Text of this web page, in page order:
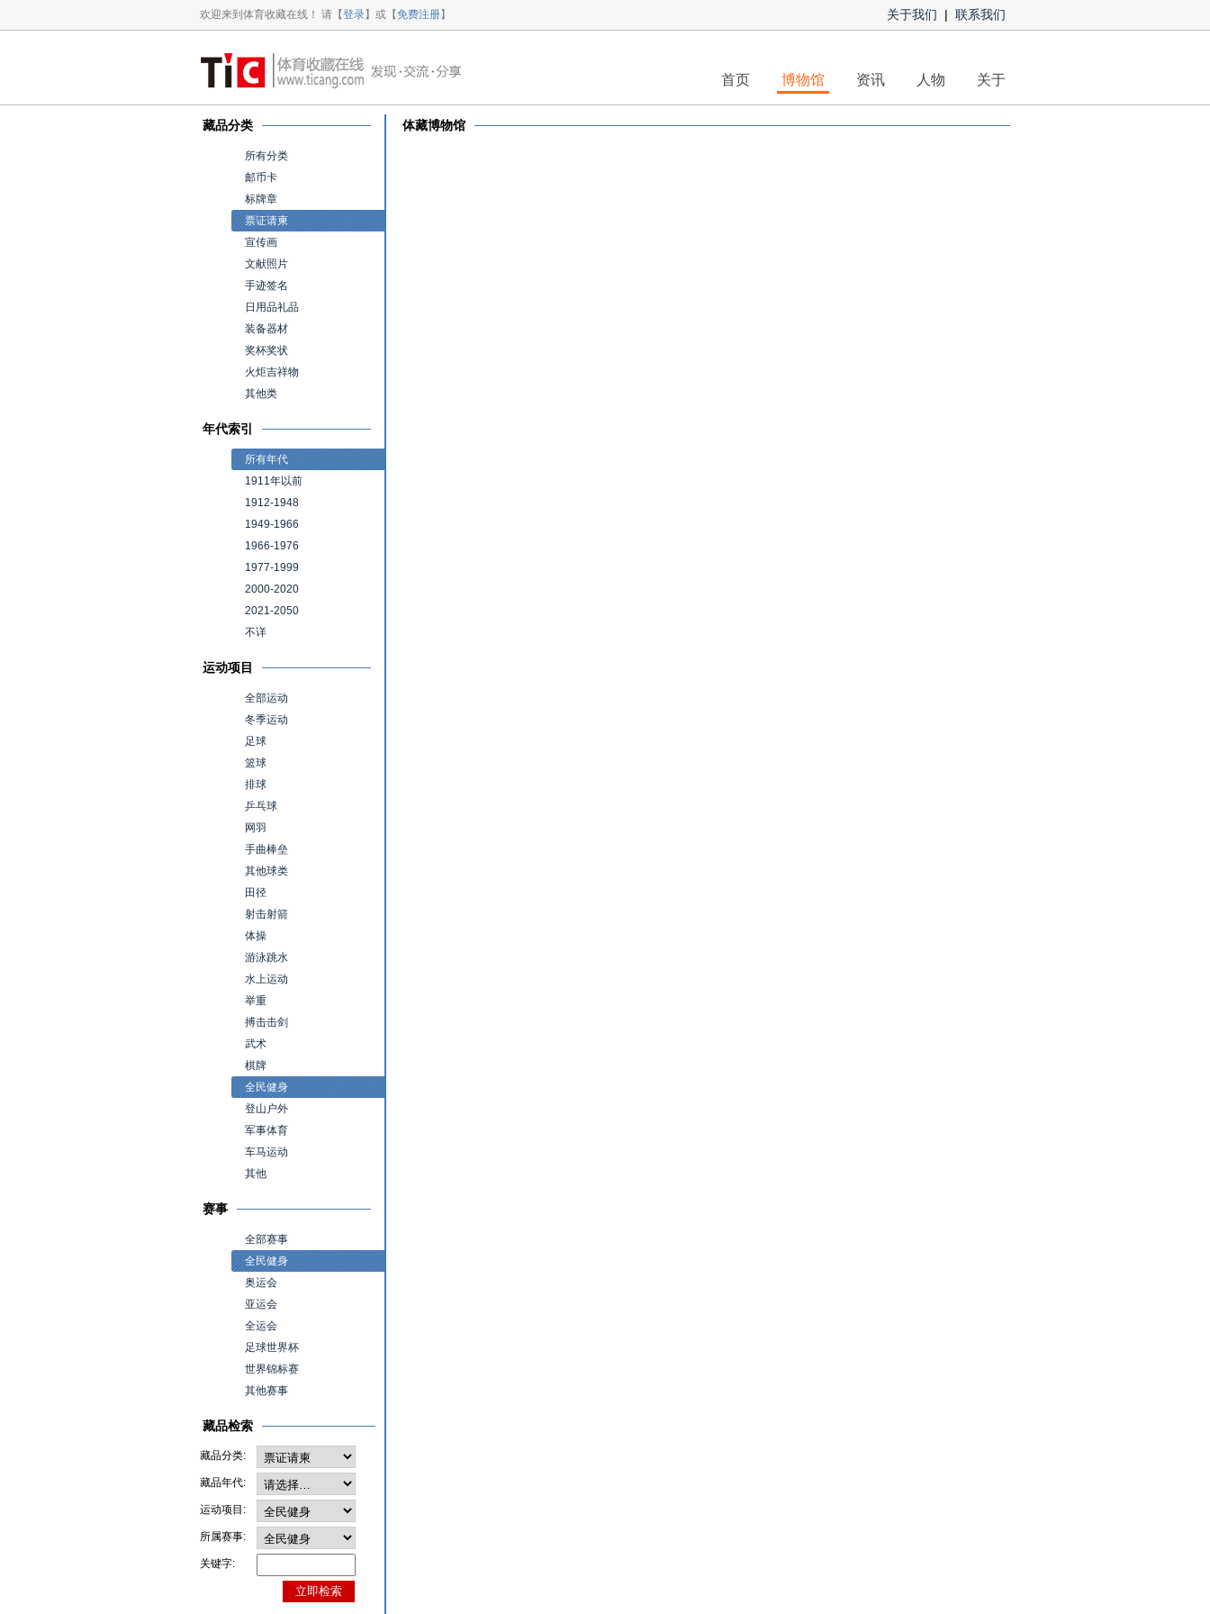
欢迎来到体育收藏在线！ 请【登录】或【免费注册】 关于我们 | 联系我们
首页 博物馆 资讯 人物 关于
藏品分类
所有分类
邮币卡
标牌章
票证请柬
宣传画
文献照片
手迹签名
日用品礼品
装备器材
奖杯奖状
火炬吉祥物
其他类
年代索引
所有年代
1911年以前
1912-1948
1949-1966
1966-1976
1977-1999
2000-2020
2021-2050
不详
运动项目
全部运动
冬季运动
足球
篮球
排球
乒乓球
网羽
手曲棒垒
其他球类
田径
射击射箭
体操
游泳跳水
水上运动
举重
搏击击剑
武术
棋牌
全民健身
登山户外
军事体育
车马运动
其他
赛事
全部赛事
全民健身
奥运会
亚运会
全运会
足球世界杯
世界锦标赛
其他赛事
藏品检索
藏品分类:
藏品年代:
运动项目:
所属赛事:
关键字:
体藏博物馆